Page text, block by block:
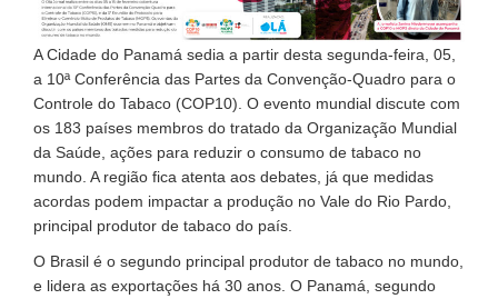
A Cidade do Panamá sedia a partir desta segunda-feira, 05,
a 10ª Conferência das Partes da Convenção-Quadro para o
Controle do Tabaco (COP10). O evento mundial discute com
os 183 países membros do tratado da Organização Mundial
da Saúde, ações para reduzir o consumo de tabaco no
mundo. A região fica atenta aos debates, já que medidas
acordas podem impactar a produção no Vale do Rio Pardo,
principal produtor de tabaco do país.
O Brasil é o segundo principal produtor de tabaco no mundo,
e lidera as exportações há 30 anos. O Panamá, segundo